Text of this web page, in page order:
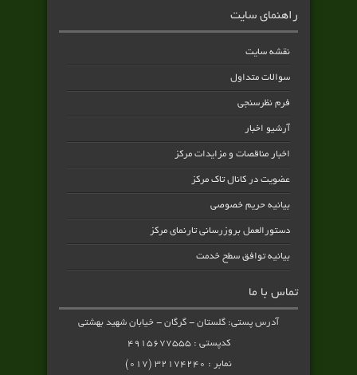
راهنمای سایت
نقشه سایت
سوالات متداول
فرم نظرسنجی
آرشیو اخبار
اخبار مناقصات و مزایدات مرکز
عضویت در کانال تاک مرکز
بیانیه حریم خصوصی
دستورالعمل بروزرسانی تارنمای مرکز
بیانیه توافق سطح خدمت
تماس با ما
آدرس پستی: گلستان - گرگان - خیابان شهید بهشتی
کدپستی : ۴۹۱۵۶۷۷۵۵۵
نمابر : ۳۲۱۷۴۲۴۰ (۰۱۷)